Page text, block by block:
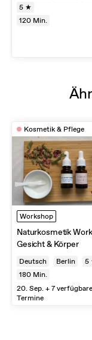
5 ★
120 Min.
Kosmetik & Pflege
Workshop
Naturkosmetik
Gesicht & Körper
Deutsch Berlin
5
180 Min.
20. Sep. + 7 verfügbare
Termine